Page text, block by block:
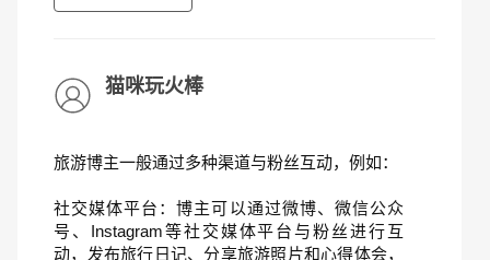
猫咪玩火棒
旅游博主一般通过多种渠道与粉丝互动，例如：
社交媒体平台：博主可以通过微博、微信公众
号、Instagram等社交媒体平台与粉丝进行互
动，发布旅行日记、分享旅游照片和心得体会，